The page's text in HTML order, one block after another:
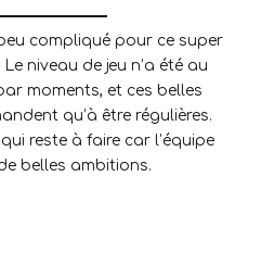
compliqué pour ce super
niveau de jeu n’a été au
moments, et ces belles
qu’à être régulières.
reste à faire car l’équipe
belles ambitions.